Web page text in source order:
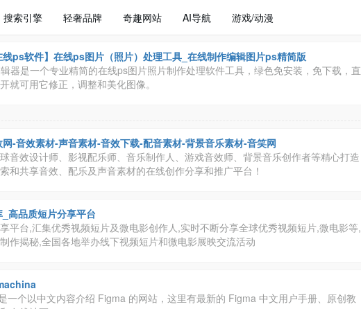
搜索引擎 轻奢品牌 奇趣网站 AI导航 游戏/动漫
线ps软件】在线ps图片（照片）处理工具_在线制作编辑图片ps精简版
器是一个专业精简的在线ps图片照片制作处理软件工具，绿色免安装，免下载，直
就可用它修正，调整和美化图像。
网-音效素材-声音素材-音效下载-配音素材-背景音乐素材-音笑网
音效设计师、影视配乐师、音乐制作人、游戏音效师、背景音乐创作者等精心打造
和共享音效、配乐及声音素材的在线创作分享和推广平台！
_高品质短片分享平台
平台,汇集优秀视频短片及微电影创作人,实时不断分享全球优秀视频短片,微电影等,
作揭秘,全国各地举办线下视频短片和微电影展映交流活动
一个以中文内容介绍 Figma 的网站，这里有最新的 Figma 中文用户手册、原创教